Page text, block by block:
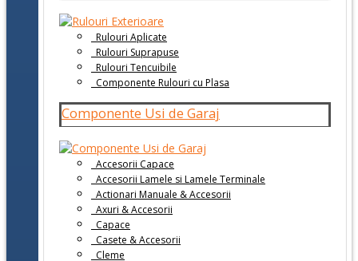
Rulouri Aplicate
Rulouri Suprapuse
Rulouri Tencuibile
Componente Rulouri cu Plasa
Componente Usi de Garaj
Accesorii Capace
Accesorii Lamele si Lamele Terminale
Actionari Manuale & Accesorii
Axuri & Accesorii
Capace
Casete & Accesorii
Cleme